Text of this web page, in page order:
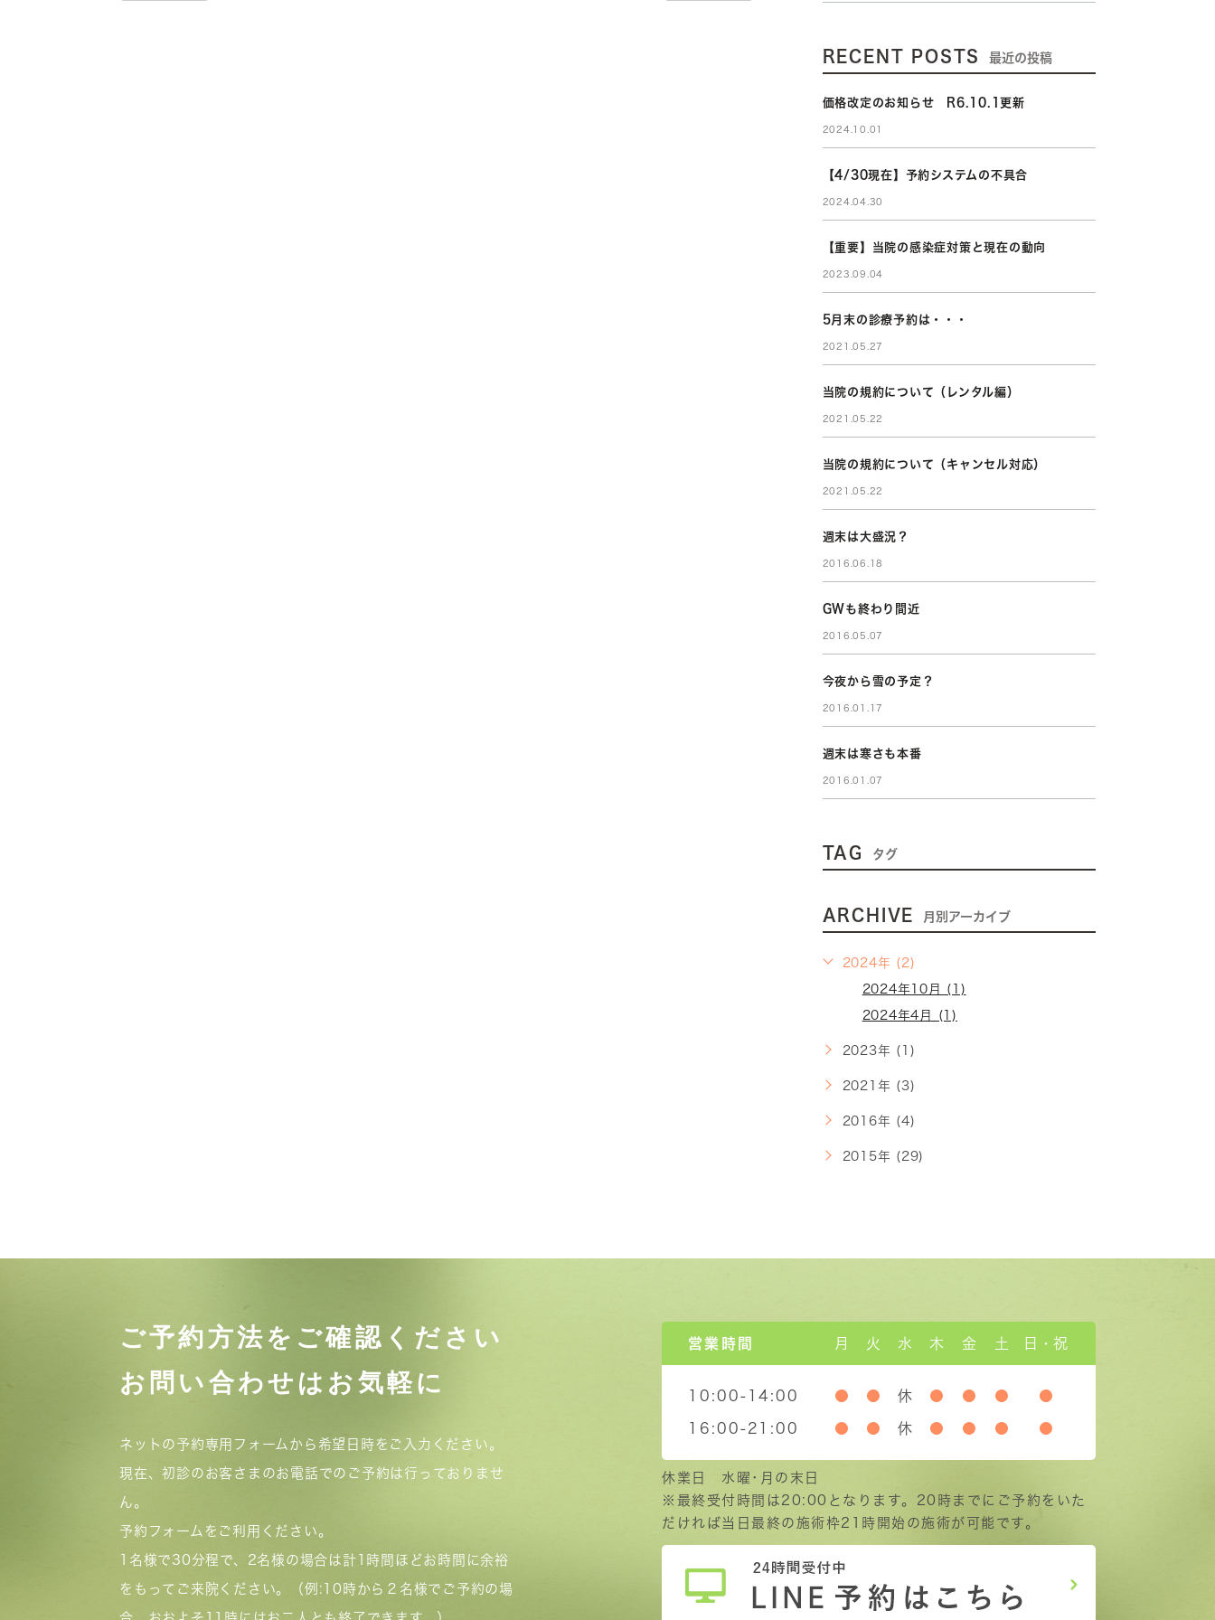
RECENT POSTS 最近の投稿
価格改定のお知らせ R6.10.1更新
2024.10.01
【4/30現在】予約システムの不具合
2024.04.30
【重要】当院の感染症対策と現在の動向
2023.09.04
5月末の診療予約は・・・
2021.05.27
当院の規約について（レンタル編）
2021.05.22
当院の規約について（キャンセル対応）
2021.05.22
週末は大盛況？
2016.06.18
GWも終わり間近
2016.05.07
今夜から雪の予定？
2016.01.17
週末は寒さも本番
2016.01.07
TAG タグ
ARCHIVE 月別アーカイブ
2024年 (2)
2024年10月 (1)
2024年4月 (1)
2023年 (1)
2021年 (3)
2016年 (4)
2015年 (29)
ご予約方法をご確認ください
お問い合わせはお気軽に
ネットの予約専用フォームから希望日時をご入力ください。
現在、初診のお客さまのお電話でのご予約は行っておりませ
ん。
予約フォームをご利用ください。
1名様で30分程で、2名様の場合は計1時間ほどお時間に余裕
をもってご来院ください。（例:10時から２名様でご予約の場
営業時間 月 火 水 木 金 土 日・祝
10:00-14:00 ● ● 休 ● ● ● ●
16:00-21:00 ● ● 休 ● ● ● ●
休業日 水曜･月の末日
※最終受付時間は20:00となります。20時までにご予約をいた
だければ当日最終の施術枠21時開始の施術が可能です。